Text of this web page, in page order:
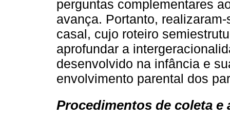
perguntas complementares
avança. Portanto,
casal, cujo roteiro
aprofundar a
desenvolvido na infância e
envolvimento parental dos
Procedimentos de coleta e